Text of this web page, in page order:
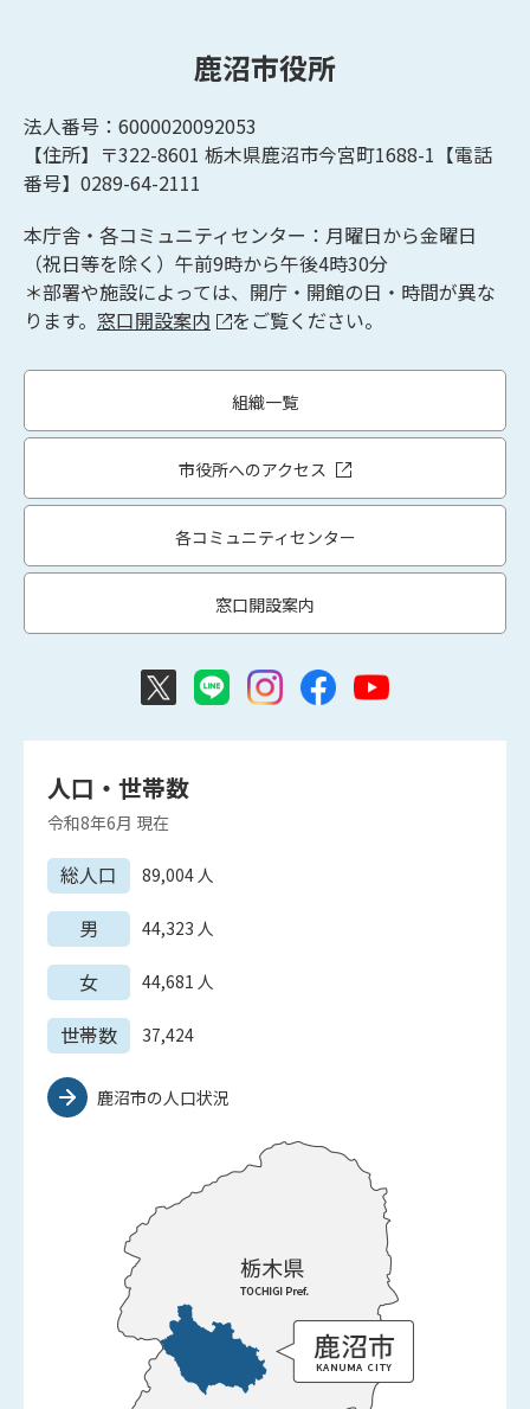
鹿沼市役所
法人番号：6000020092053
【住所】〒322-8601 栃木県鹿沼市今宮町1688-1【電話
番号】0289-64-2111
本庁舎・各コミュニティセンター：月曜日から金曜日
（祝日等を除く）午前9時から午後4時30分
＊部署や施設によっては、開庁・開館の日・時間が異な
ります。 窓口開設案内 をご覧ください。
組織一覧
市役所へのアクセス
各コミュニティセンター
窓口開設案内
人口・世帯数
令和8年6月 現在
総人口 89,004 人
男 44,323 人
女 44,681 人
世帯数 37,424
鹿沼市の人口状況